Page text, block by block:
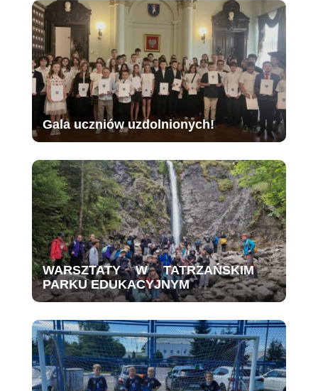
Gala uczniów uzdolnionych!
WARSZTATY W TATRZAŃSKIM
PARKU EDUKACYJNYM